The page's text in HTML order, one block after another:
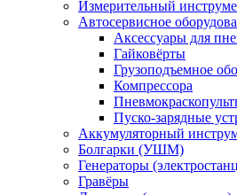
Измерительный
Автосервисное
Аксессуары для
Гайковёрты
Грузоподъемное
Компрессора
Пуско-зарядные
Аккумуляторный
Болгарки (УШМ)
Генераторы
Гравёры